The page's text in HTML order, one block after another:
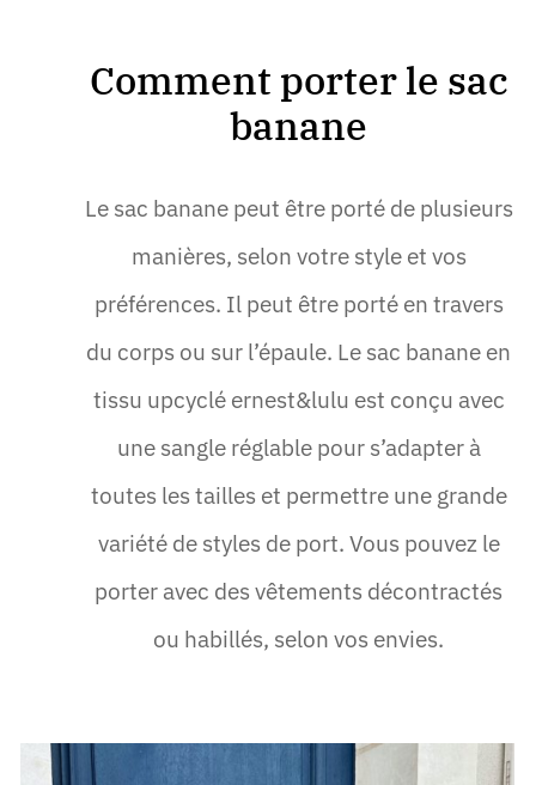
Comment porter le sac
banane
Le sac banane peut être porté de plusieurs
manières, selon votre style et vos
préférences. Il peut être porté en travers
du corps ou sur l’épaule. Le sac banane en
tissu upcyclé ernest&lulu est conçu avec
une sangle réglable pour s’adapter à
toutes les tailles et permettre une grande
variété de styles de port. Vous pouvez le
porter avec des vêtements décontractés
ou habillés, selon vos envies.